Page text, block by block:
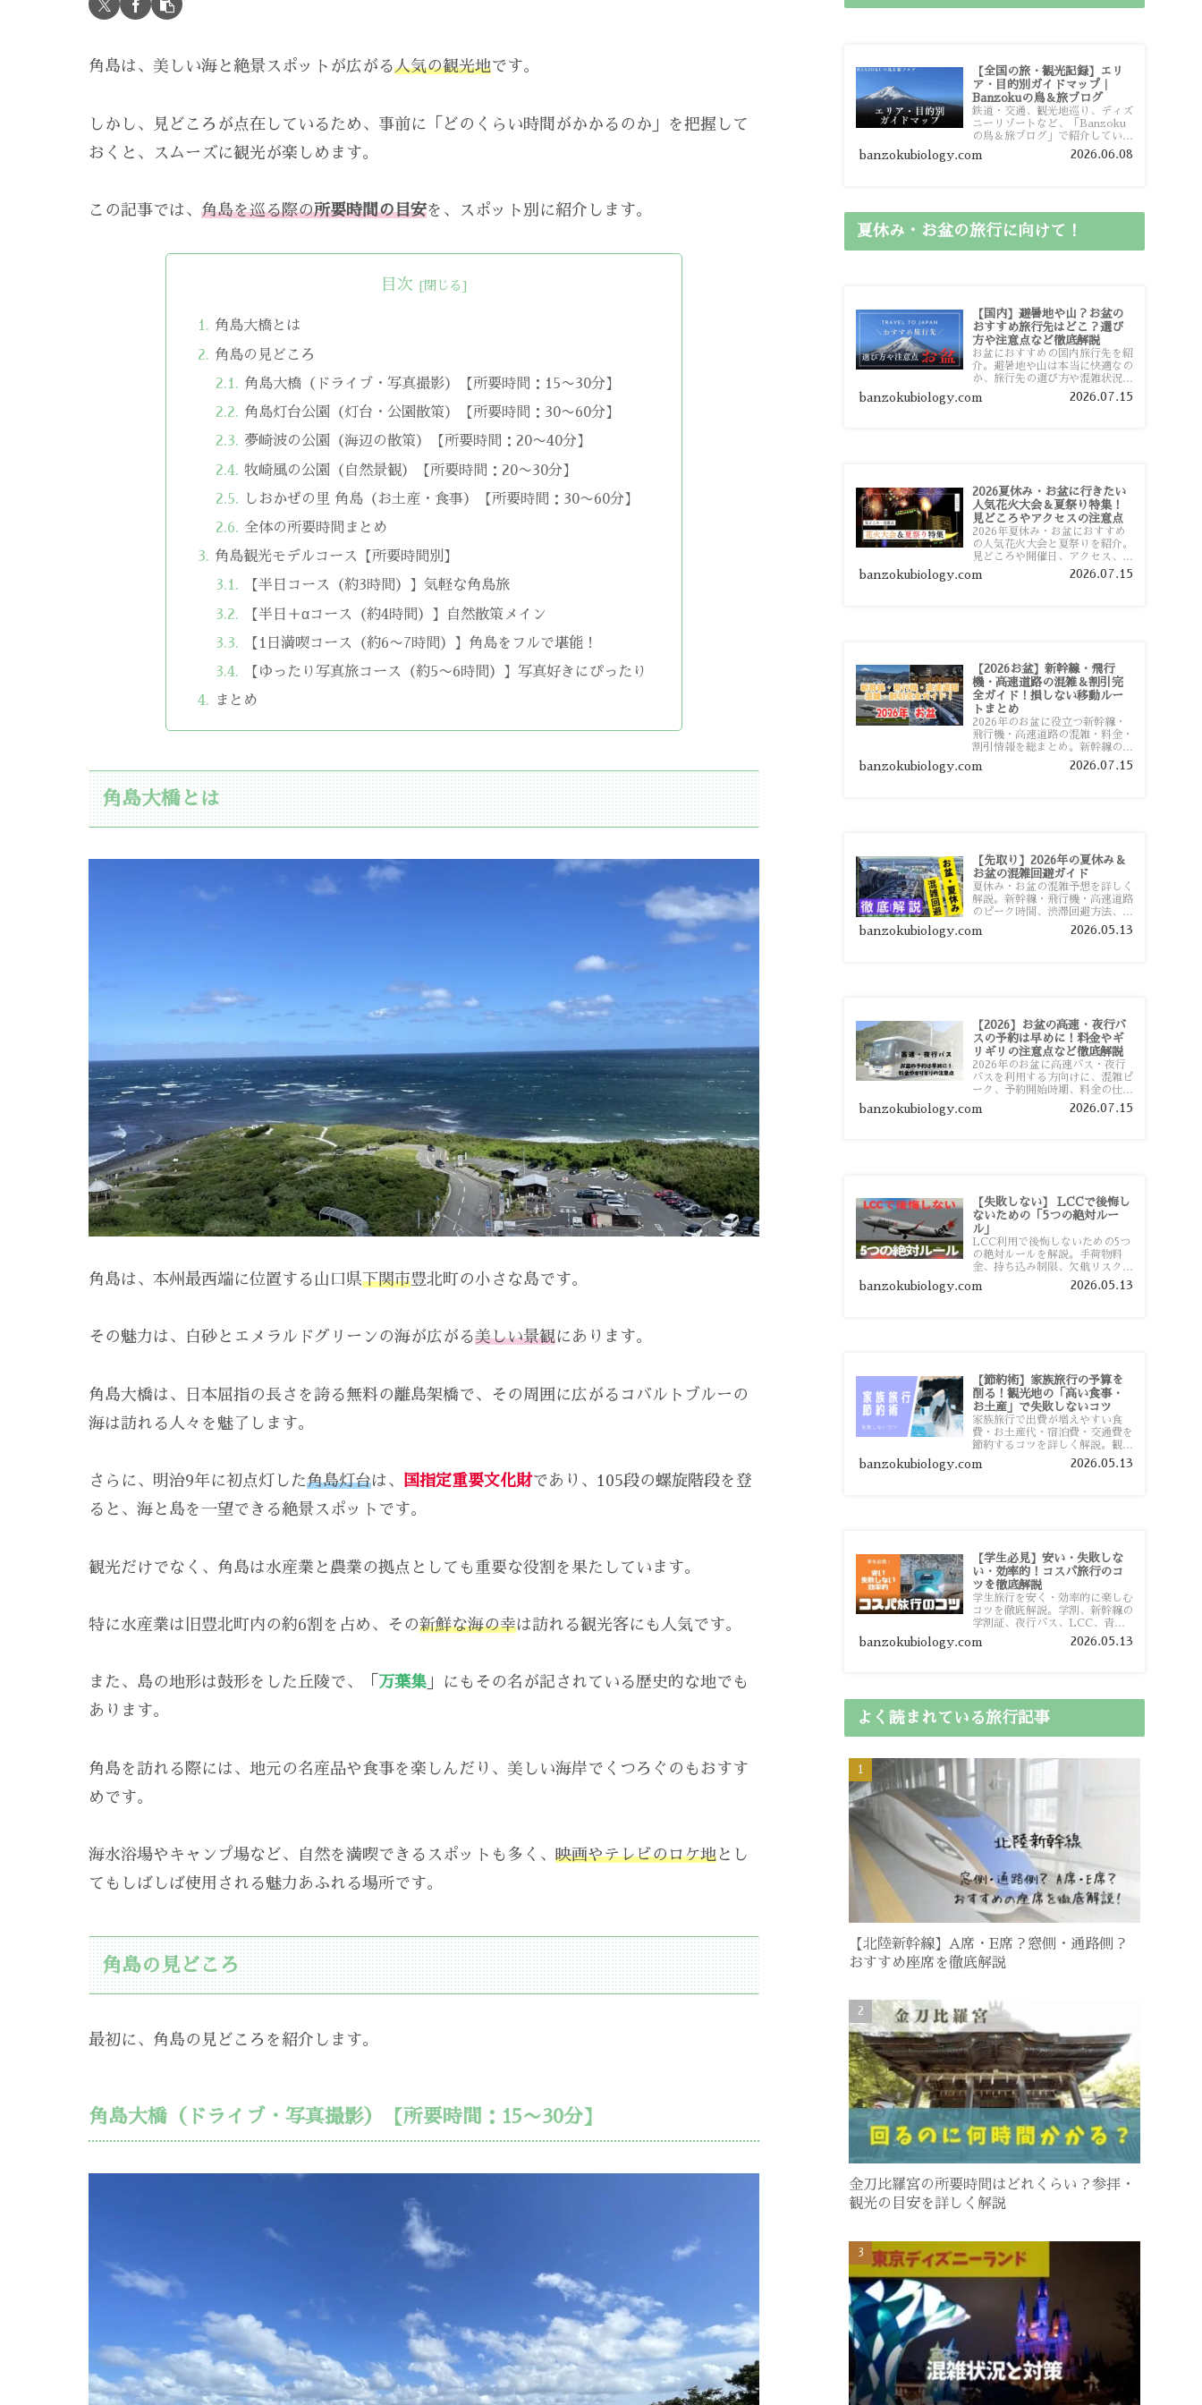
角島は、美しい海と絶景スポットが広がる人気の観光地です。
しかし、見どころが点在しているため、事前に「どのくらい時間がかかるのか」を把握して
おくと、スムーズに観光が楽しめます。
この記事では、 角島を巡る際の所要時間の目安を、スポット別に紹介します。
目次
角島大橋とは
角島の見どころ
角島大橋（ドライブ・写真撮影）【所要時間：15〜30分】
角島灯台公園（灯台・公園散策）【所要時間：30〜60分】
夢崎波の公園（海辺の散策）【所要時間：20〜40分】
牧崎風の公園（自然景観）【所要時間：20〜30分】
しおかぜの里 角島（お土産・食事）【所要時間：30〜60分】
全体の所要時間まとめ
角島観光モデルコース【所要時間別】
【半日コース（約3時間）】気軽な角島旅
【半日＋αコース（約4時間）】自然散策メイン
【1日満喫コース（約6〜7時間）】角島をフルで堪能！
【ゆったり写真旅コース（約5〜6時間）】写真好きにぴったり
まとめ
角島大橋とは
角島は、本州最西端に位置する山口県下関市豊北町の小さな島です。
その魅力は、白砂とエメラルドグリーンの海が広がる美しい景観にあります。
角島大橋は、日本屈指の長さを誇る無料の離島架橋で、その周囲に広がるコバルトブルーの
海は訪れる人々を魅了します。
さらに、明治9年に初点灯した角島灯台は、 国指定重要文化財であり、105段の螺旋階段を登
ると、海と島を一望できる絶景スポットです。
観光だけでなく、角島は水産業と農業の拠点としても重要な役割を果たしています。
特に水産業は旧豊北町内の約6割を占め、その新鮮な海の幸は訪れる観光客にも人気です。
また、島の地形は鼓形をした丘陵で、「 万葉集 」にもその名が記されている歴史的な地でも
あります。
角島を訪れる際には、地元の名産品や食事を楽しんだり、美しい海岸でくつろぐのもおすす
めです。
海水浴場やキャンプ場など、自然を満喫できるスポットも多く、 映画やテレビのロケ地 とし
てもしばしば使用される魅力あふれる場所です。
角島の見どころ
最初に、角島の見どころを紹介します。
角島大橋（ドライブ・写真撮影）【所要時間：15〜30分】
【全国の旅・観光記録】エリ
ア・目的別ガイドマップ｜
Banzokuの鳥＆旅ブログ
鉄道・交通、観光地巡り、ディズ
ニーリゾートなど、「Banzoku
の鳥＆旅ブログ」で紹介している
全国の旅行・観光記録をエリアや
目的別に整理しました。あなたが
banzokubiology.com 2026.06.08
夏休み・お盆の旅行に向けて！
【国内】避暑地や山？お盆の
おすすめ旅行先はどこ？選び
方や注意点など徹底解説
お盆におすすめの国内旅行先を紹
介。避暑地や山は本当に快適なの
か、旅行先の選び方や混雑状況、
注意点、比較的混雑を避けやすい
おすすめスポットまで旅行前に役
banzokubiology.com 2026.07.15
2026夏休み・お盆に行きたい
人気花火大会＆夏祭り特集！
見どころやアクセスの注意点
2026年夏休み・お盆におすすめ
の人気花火大会と夏祭りを紹介。
見どころや開催日、アクセス、混
雑対策、旅行前に知っておきたい
注意点をわかりやすく解説しま
banzokubiology.com 2026.07.15
【2026お盆】新幹線・飛行
機・高速道路の混雑＆割引完
全ガイド！損しない移動ルー
トまとめ
2026年のお盆に役立つ新幹線・
飛行機・高速道路の混雑・料金・
割引情報を総まとめ。新幹線の予
約や最繁忙期料金、飛行機を安く
予約するコツ、高速道路の休日割
banzokubiology.com 2026.07.15
【先取り】2026年の夏休み＆
お盆の混雑回避ガイド
夏休み・お盆の混雑予想を詳しく
解説。新幹線・飛行機・高速道路
のピーク時間、渋滞回避方法、混
雑しやすい観光地、交通手段別の
特徴まで旅行者向けに分かりやす
banzokubiology.com 2026.05.13
【2026】お盆の高速・夜行バ
スの予約は早めに！料金やギ
リギリの注意点など徹底解説
2026年のお盆に高速バス・夜行
バスを利用する方向けに、混雑ピ
ーク、予約開始時期、料金の仕組
み、キャンセル待ちのコツ、直前
予約の注意点まで詳しく解説しま
banzokubiology.com 2026.07.15
【失敗しない】 LCCで後悔し
ないための「5つの絶対ルー
ル」
LCC利用で後悔しないための5つ
の絶対ルールを解説。手荷物料
金、持ち込み制限、欠航リスク、
時間厳守など、格安航空会社を利
用する前に知っておきたい注意点
banzokubiology.com 2026.05.13
【節約術】家族旅行の予算を
削る！観光地の「高い食事・
お土産」で失敗しないコツ
家族旅行で出費が増えやすい食
費・お土産代・宿泊費・交通費を
節約するコツを詳しく解説。観光
地価格を避ける方法や、早割・ス
ーパー活用術、予算管理のポイン
banzokubiology.com 2026.05.13
【学生必見】安い・失敗しな
い・効率的！コスパ旅行のコ
ツを徹底解説
学生旅行を安く・効率的に楽しむ
コツを徹底解説。学割、新幹線の
学割証、夜行バス、LCC、青春
18きっぷ、レンタカー割り勘な
ど、学生向けの節約旅行術を詳し
banzokubiology.com 2026.05.13
よく読まれている旅行記事
【北陸新幹線】A席・E席？窓側・通路側？
おすすめ座席を徹底解説
金刀比羅宮の所要時間はどれくらい？参拝・
観光の目安を詳しく解説